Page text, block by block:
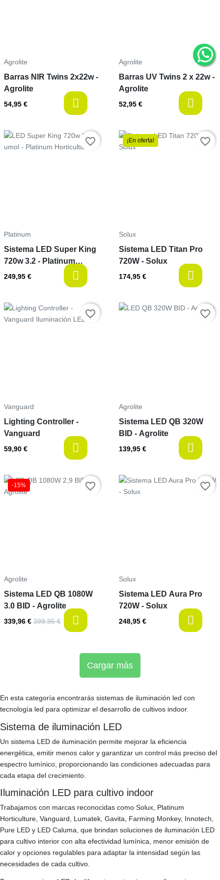
Agrolite
Barras NIR Twins 2x22w -
Agrolite
54,95 € last-items
Agrolite
Barras UV Twins 2 x 22w -
Agrolite
52,95 €
Precio
Platinum
Sistema LED Super King
720w 3.2 - Platinum
Horticulture
249,95 € available
favorite_border ¡En oferta!
Solux
Sistema LED Titan Pro
720W - Solux
174,95 €
favorite_border
Precio
Vanguard
Lighting Controller -
Vanguard
59,90 € last-items
favorite_border Precio
Agrolite
Sistema LED QB 320W
BID - Agrolite
139,95 €
favorite_border
-15%
Agrolite
Sistema LED QB 1080W
3.0 BID - Agrolite
339,96 € 399,95 € available
favorite_border Precio
Solux
Sistema LED Aura Pro
720W - Solux
248,95 €
favorite_border
Cargar más
En esta categoría encontrarás sistemas de iluminación led con
tecnología led para optimizar el desarrollo de cultivos indoor.
Sistema de iluminación LED
Un sistema LED de iluminación permite mejorar la eficiencia
energética, emitir menos calor y garantizar un control más preciso del
espectro lumínico, proporcionando las condiciones adecuadas para
cada etapa del crecimiento.
Iluminación LED para cultivo indoor
Trabajamos con marcas reconocidas como Solux, Platinum
Horticulture, Vanguard, Lumatek, Gavita, Farming Monkey, Innotech,
Pure LED y LED Caluma, que brindan soluciones de iluminación LED
para cultivo interior con alta efectividad lumínica, menor emisión de
calor y opciones regulables para adaptar la intensidad según las
necesidades de cada cultivo.